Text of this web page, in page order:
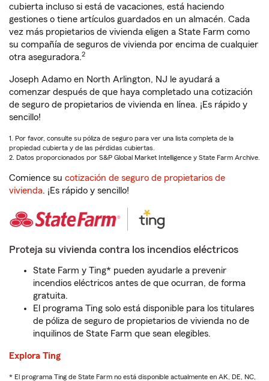
cubierta incluso si está de vacaciones, está haciendo
gestiones o tiene artículos guardados en un almacén. Cada
vez más propietarios de vivienda eligen a State Farm como
su compañía de seguros de vivienda por encima de cualquier
otra aseguradora.2
Joseph Adamo en North Arlington, NJ le ayudará a
comenzar después de que haya completado una cotización
de seguro de propietarios de vivienda en línea. ¡Es rápido y
sencillo!
1. Por favor, consulte su póliza de seguro para ver una lista completa de la
propiedad cubierta y de las pérdidas cubiertas.
2. Datos proporcionados por S&P Global Market Intelligence y State Farm Archive.
Comience su cotización de seguro de propietarios de
vivienda. ¡Es rápido y sencillo!
Proteja su vivienda contra los incendios eléctricos
State Farm y Ting* pueden ayudarle a prevenir
incendios eléctricos antes de que ocurran, de forma
gratuita.
El programa Ting solo está disponible para los titulares
de póliza de seguro de propietarios de vivienda no de
inquilinos de State Farm que sean elegibles.
Explora Ting
* El programa Ting de State Farm no está disponible actualmente en AK, DE, NC,